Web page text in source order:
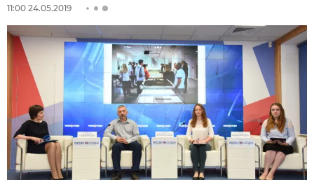
11:00 24.05.2019